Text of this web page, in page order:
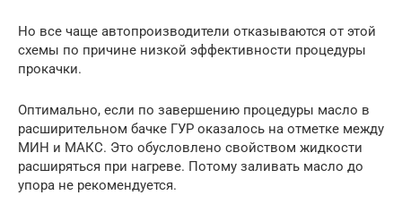
Но все чаще автопроизводители отказываются от этой
схемы по причине низкой эффективности процедуры
прокачки.
Оптимально, если по завершению процедуры масло в
расширительном бачке ГУР оказалось на отметке между
МИН и МАКС. Это обусловлено свойством жидкости
расширяться при нагреве. Потому заливать масло до
упора не рекомендуется.